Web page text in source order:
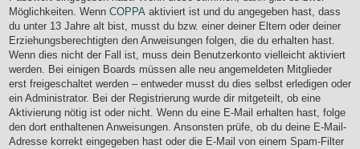
Möglichkeiten. Wenn COPPA aktiviert ist und du angegeben hast, dass
du unter 13 Jahre alt bist, musst du bzw. einer deiner Eltern oder deiner
Erziehungsberechtigten den Anweisungen folgen, die du erhalten hast.
Wenn dies nicht der Fall ist, muss dein Benutzerkonto vielleicht aktiviert
werden. Bei einigen Boards müssen alle neu angemeldeten Mitglieder
erst freigeschaltet werden – entweder musst du dies selbst erledigen oder
ein Administrator. Bei der Registrierung wurde dir mitgeteilt, ob eine
Aktivierung nötig ist oder nicht. Wenn du eine E-Mail erhalten hast, folge
den dort enthaltenen Anweisungen. Ansonsten prüfe, ob du deine E-Mail-
Adresse korrekt eingegeben hast oder die E-Mail von einem Spam-Filter